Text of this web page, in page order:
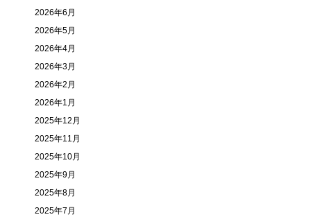
2026年6月
2026年5月
2026年4月
2026年3月
2026年2月
2026年1月
2025年12月
2025年11月
2025年10月
2025年9月
2025年8月
2025年7月